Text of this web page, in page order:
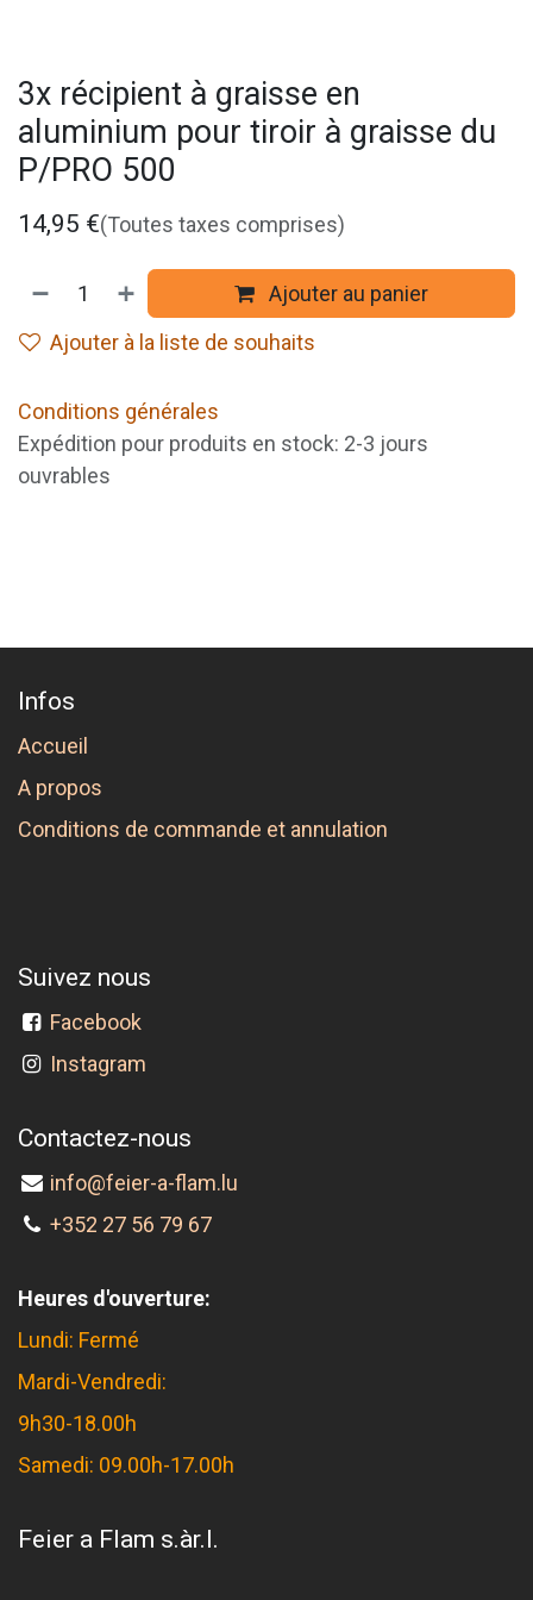
3x récipient à graisse en
aluminium pour tiroir à graisse du
P/PRO 500
14,95 €(Toutes taxes comprises)
Ajouter au panier
Ajouter à la liste de souhaits
Conditions générales
Expédition pour produits en stock: 2-3 jours
ouvrables
Infos
Accueil
A propos
Conditions de commande et annulation
Suivez nous
Facebook
Instagram
Contactez-nous
info@feier-a-flam.lu
+352 27 56 79 67
Heures d'ouverture:
Lundi: Fermé
Mardi-Vendredi:
9h30-18.00h
Samedi: 09.00h-17.00h
Feier a Flam s.àr.l.